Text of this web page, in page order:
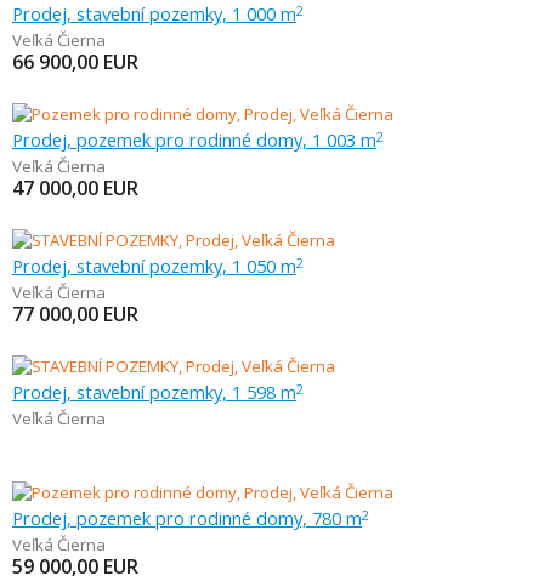
Prodej, stavební pozemky, 1 000 m2
Veľká Čierna
66 900,00 EUR
Prodej, pozemek pro rodinné domy, 1 003 m2
Veľká Čierna
47 000,00 EUR
Prodej, stavební pozemky, 1 050 m2
Veľká Čierna
77 000,00 EUR
Prodej, stavební pozemky, 1 598 m2
Veľká Čierna
Prodej, pozemek pro rodinné domy, 780 m2
Veľká Čierna
59 000,00 EUR